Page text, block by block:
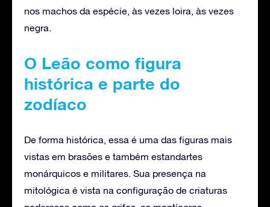
nos machos da espécie, às vezes loira, às vezes
negra.
O Leão como figura
histórica e parte do
zodíaco
De forma histórica, essa é uma das figuras mais
vistas em brasões e também estandartes
monárquicos e militares. Sua presença na
mitológica é vista na configuração de criaturas